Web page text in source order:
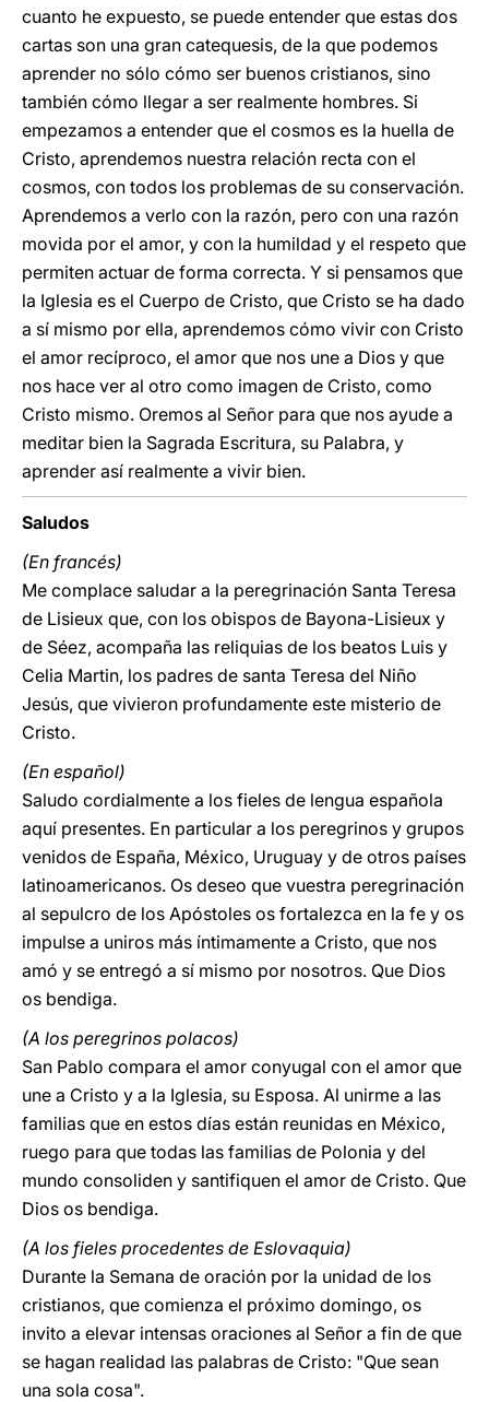
cuanto he expuesto, se puede entender que estas dos
cartas son una gran catequesis, de la que podemos
aprender no sólo cómo ser buenos cristianos, sino
también cómo llegar a ser realmente hombres. Si
empezamos a entender que el cosmos es la huella de
Cristo, aprendemos nuestra relación recta con el
cosmos, con todos los problemas de su conservación.
Aprendemos a verlo con la razón, pero con una razón
movida por el amor, y con la humildad y el respeto que
permiten actuar de forma correcta. Y si pensamos que
la Iglesia es el Cuerpo de Cristo, que Cristo se ha dado
a sí mismo por ella, aprendemos cómo vivir con Cristo
el amor recíproco, el amor que nos une a Dios y que
nos hace ver al otro como imagen de Cristo, como
Cristo mismo. Oremos al Señor para que nos ayude a
meditar bien la Sagrada Escritura, su Palabra, y
aprender así realmente a vivir bien.
Saludos
(En francés)
Me complace saludar a la peregrinación Santa Teresa
de Lisieux que, con los obispos de Bayona-Lisieux y
de Séez, acompaña las reliquias de los beatos Luis y
Celia Martin, los padres de santa Teresa del Niño
Jesús, que vivieron profundamente este misterio de
Cristo.
(En español)
Saludo cordialmente a los fieles de lengua española
aquí presentes. En particular a los peregrinos y grupos
venidos de España, México, Uruguay y de otros países
latinoamericanos. Os deseo que vuestra peregrinación
al sepulcro de los Apóstoles os fortalezca en la fe y os
impulse a uniros más íntimamente a Cristo, que nos
amó y se entregó a sí mismo por nosotros. Que Dios
os bendiga.
(A los peregrinos polacos)
San Pablo compara el amor conyugal con el amor que
une a Cristo y a la Iglesia, su Esposa. Al unirme a las
familias que en estos días están reunidas en México,
ruego para que todas las familias de Polonia y del
mundo consoliden y santifiquen el amor de Cristo. Que
Dios os bendiga.
(A los fieles procedentes de Eslovaquia)
Durante la Semana de oración por la unidad de los
cristianos, que comienza el próximo domingo, os
invito a elevar intensas oraciones al Señor a fin de que
se hagan realidad las palabras de Cristo: "Que sean
una sola cosa".